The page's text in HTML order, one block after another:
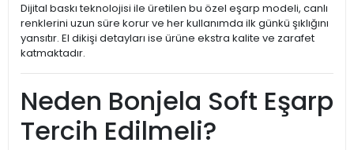
Dijital baskı teknolojisi ile üretilen bu özel eşarp modeli, canlı
renklerini uzun süre korur ve her kullanımda ilk günkü şıklığını
yansıtır. El dikişi detayları ise ürüne ekstra kalite ve zarafet
katmaktadır.
Neden Bonjela Soft Eşarp
Tercih Edilmeli?